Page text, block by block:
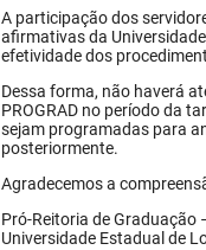
A participação dos
afirmativas da
efetividade dos
Dessa forma, não haverá
PROGRAD no período da
sejam programadas para
posteriormente.
Agradecemos a
Pró-Reitoria de Graduação
Universidade Estadual de